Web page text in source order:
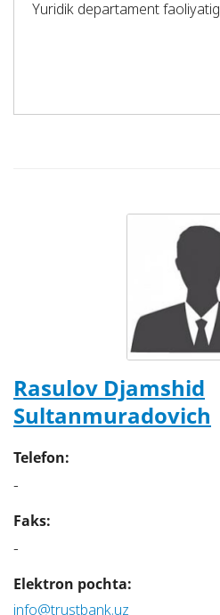
Yuridik dеpаrtаmеnt
Rasulov Djamshid
Sultanmuradovich
Telefon:
-
Faks:
-
Elektron pochta:
info@trustbank.uz